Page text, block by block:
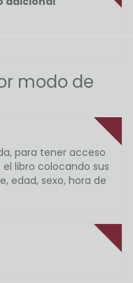
modo de
para tener acceso
libro colocando sus
edad, sexo, hora de